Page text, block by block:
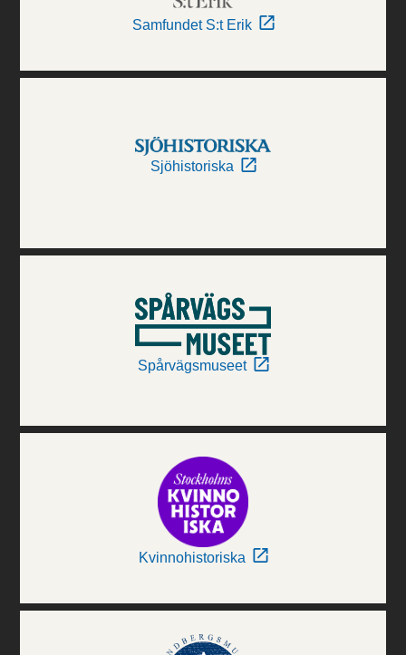
Samfundet S:t Erik
Sjöhistoriska
Spårvägsmuseet
Kvinnohistoriska